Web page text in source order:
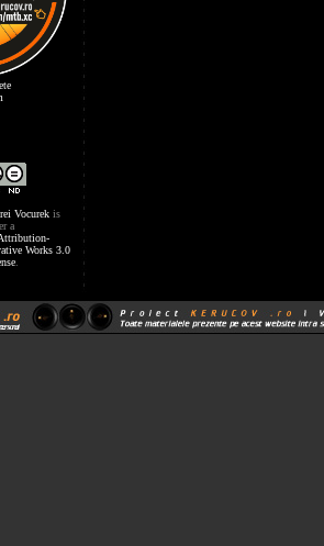
Vocurek is
a
Works 3.0